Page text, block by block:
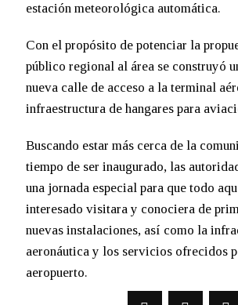
estación meteorológica automática.
Con el propósito de potenciar la
público regional al área se construyó
nueva calle de acceso a la terminal
infraestructura de hangares para
Buscando estar más cerca de la
tiempo de ser inaugurado, las
una jornada especial para que todo
interesado visitara y conociera de
nuevas instalaciones, así como la
aeronáutica y los servicios ofrecidos
aeropuerto.